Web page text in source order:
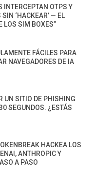
INTERCEPTAN OTPS Y
‘HACKEAR’ — EL
LOS SIM BOXES”
FÁCILES PARA
NAVEGADORES DE IA
UN SITIO DE PHISHING
SEGUNDOS. ¿ESTÁS
HACKEA LOS
ANTHROPIC Y
A PASO